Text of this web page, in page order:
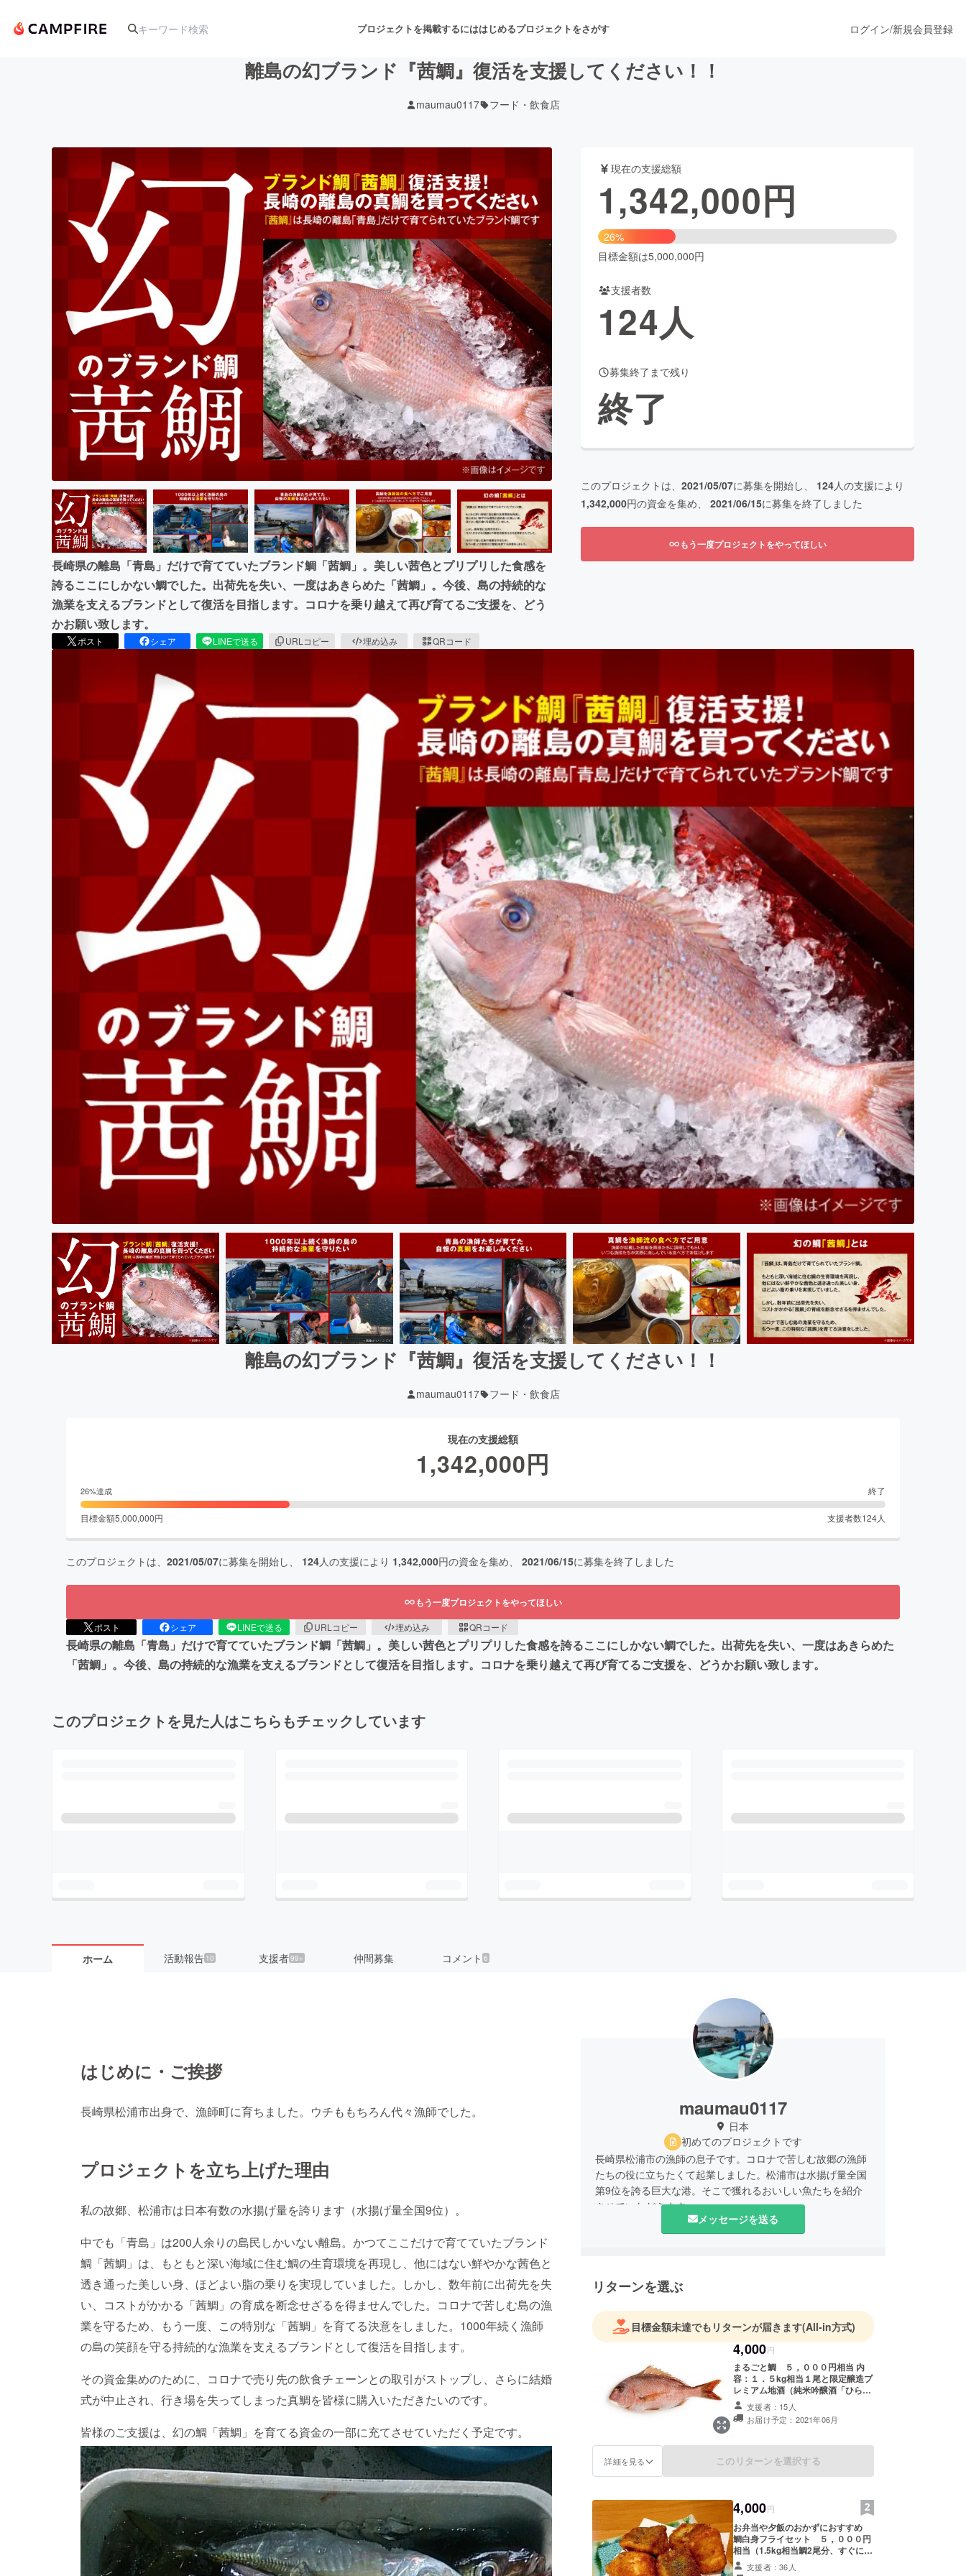
プロジェクトを掲載するにははじめるプロジェクトをさがす
アート・写真 音楽 舞台・パフォーマンス
テクノロジー・ガジェット ゲーム・サービス開発 フード・飲食店 ファッション
映像・映画 書籍・雑誌出版 アニメ・漫画
ビジネス・起業 チャレンジ ビューティー・ヘルスケア
まちづくり・地域活性化
CAMPFIRE for Social GoodCAMPFIRE Creation
CAMPFIREふるさと納税machi-yaコミュニティ
ログイン/新規会員登録
離島の幻ブランド『茜鯛』復活を支援してください！！
maumau0117 フード・飲食店
長崎県の離島「青島」だけで育てていたブランド鯛「茜鯛」。美しい茜色とプリプリした食感を
誇るここにしかない鯛でした。出荷先を失い、一度はあきらめた「茜鯛」。今後、島の持続的な
漁業を支えるブランドとして復活を目指します。コロナを乗り越えて再び育てるご支援を、どう
かお願い致します。
ポスト シェア LINEで送る URLコピー 埋め込み QRコード
現在の支援総額
1,342,000円
26%
目標金額は5,000,000円
支援者数
124人
募集終了まで残り
終了
このプロジェクトは、 2021/05/07に募集を開始し、 124人の支援により
1,342,000円の資金を集め、 2021/06/15に募集を終了しました
もう一度プロジェクトをやってほしい
離島の幻ブランド『茜鯛』復活を支援してください！！
maumau0117 フード・飲食店
現在の支援総額
1,342,000円
26%達成 終了
目標金額5,000,000円 支援者数124人
このプロジェクトは、 2021/05/07に募集を開始し、 124人の支援により 1,342,000円の資金を集め、 2021/06/15に募集を終了しました
もう一度プロジェクトをやってほしい
ポスト シェア LINEで送る URLコピー 埋め込み QRコード
長崎県の離島「青島」だけで育てていたブランド鯛「茜鯛」。美しい茜色とプリプリした食感を誇るここにしかない鯛でした。出荷先を失い、一度はあきらめた
「茜鯛」。今後、島の持続的な漁業を支えるブランドとして復活を目指します。コロナを乗り越えて再び育てるご支援を、どうかお願い致します。
このプロジェクトを見た人はこちらもチェックしています
ホーム 活動報告 10 支援者99+ 仲間募集 コメント 6
はじめに・ご挨拶
長崎県松浦市出身で、漁師町に育ちました。ウチももちろん代々漁師でした。
プロジェクトを立ち上げた理由
私の故郷、松浦市は日本有数の水揚げ量を誇ります（水揚げ量全国9位）。
中でも「青島」は200人余りの島民しかいない離島。かつてここだけで育てていたブランド
鯛「茜鯛」は、もともと深い海域に住む鯛の生育環境を再現し、他にはない鮮やかな茜色と
透き通った美しい身、ほどよい脂の乗りを実現していました。しかし、数年前に出荷先を失
い、コストがかかる「茜鯛」の育成を断念せざるを得ませんでした。コロナで苦しむ島の漁
業を守るため、もう一度、この特別な「茜鯛」を育てる決意をしました。1000年続く漁師
の島の笑顔を守る持続的な漁業を支えるブランドとして復活を目指します。
その資金集めのために、コロナで売り先の飲食チェーンとの取引がストップし、さらに結婚
式が中止され、行き場を失ってしまった真鯛を皆様に購入いただきたいのです。
皆様のご支援は、幻の鯛「茜鯛」を育てる資金の一部に充てさせていただく予定です。
maumau0117
日本
初めてのプロジェクトです
長崎県松浦市の漁師の息子です。コロナで苦しむ故郷の漁師
たちの役に立ちたくて起業しました。松浦市は水揚げ量全国
第9位を誇る巨大な港。そこで獲れるおいしい魚たちを紹介
させていただきます。
メッセージを送る
リターンを選ぶ
目標金額未達でもリターンが届きます(All-in方式)
4,000円
まるごと鯛 ５，０００円相当 内
容：１．５kg相当１尾と限定醸造プ
レミアム地酒（純米吟醸酒「ひら
ん」）７２０ml１本 真鯛（原産
国：日本、産地：長崎県松浦市）
「ひらん」（冷蔵、原材料名：米
支援者：15人
お届け予定：2021年06月
詳細を見る このリターンを選択する
4,000円
お弁当や夕飯のおかずにおすすめ
鯛白身フライセット ５，０００円
相当（1.5kg相当鯛2尾分、すぐに揚
げられる衣付き、冷凍でお届け） ※
骨、頭、かま付き 煮物やお吸い物
支援者：36人